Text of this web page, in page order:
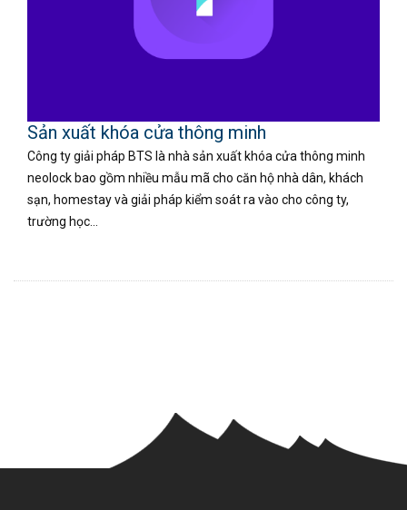
Sản xuất khóa cửa thông minh
Công ty giải pháp BTS là nhà sản xuất khóa cửa thông minh
neolock bao gồm nhiều mẫu mã cho căn hộ nhà dân, khách
sạn, homestay và giải pháp kiểm soát ra vào cho công ty,
trường học...